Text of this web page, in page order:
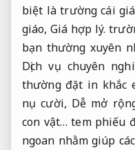
biệt là trường cái
giáo,Giá hợp lý.
bạn thường xuyên
Dịch vụ chuyên
thường đặt in khắc
nụ cười, Dễ mở
con vật… tem phiếu
ngoan nhằm giúp